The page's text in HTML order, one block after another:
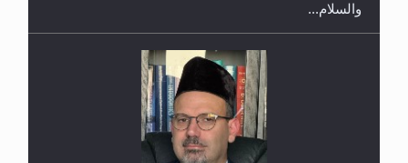
حفل توزيع الشهادات في الجامعة الأحمدية بنيجيريا لعام
والسلام...